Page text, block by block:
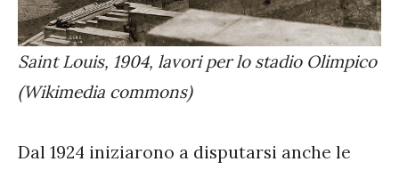
Saint Louis, 1904, lavori per lo stadio Olimpico
(Wikimedia commons)
Dal 1924 iniziarono a disputarsi anche le